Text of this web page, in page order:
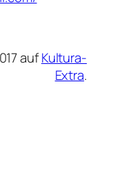
aufKultura-
Extra.